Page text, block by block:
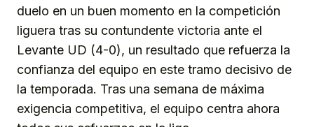
duelo en un buen momento en la competición
liguera tras su contundente victoria ante el
Levante UD (4-0), un resultado que refuerza la
confianza del equipo en este tramo decisivo de
la temporada. Tras una semana de máxima
exigencia competitiva, el equipo centra ahora